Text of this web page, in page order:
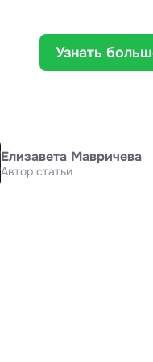
Узнать
Елизавета Мавричева
Автор статьи